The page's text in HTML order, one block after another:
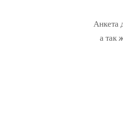
Анкета
а так